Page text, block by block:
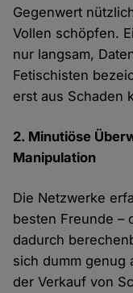
Gegenwert
Vollen schöpfen.
nur langsam,
Fetischisten
erst aus Schaden
2. Minutiöse
Manipulation
Die Netzwerke
besten Freunde –
dadurch
sich dumm genug
der Verkauf von